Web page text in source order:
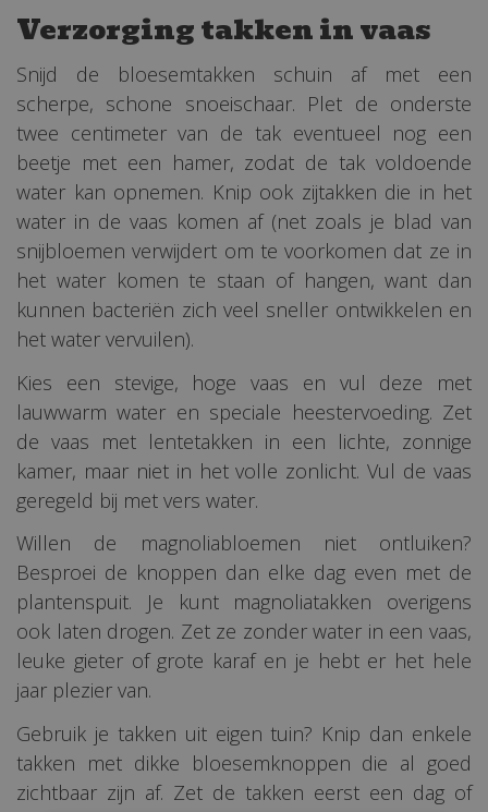
Verzorging takken in vaas
Snijd de bloesemtakken schuin af met een
scherpe, schone snoeischaar. Plet de onderste
twee centimeter van de tak eventueel nog een
beetje met een hamer, zodat de tak voldoende
water kan opnemen. Knip ook zijtakken die in het
water in de vaas komen af (net zoals je blad van
snijbloemen verwijdert om te voorkomen dat ze in
het water komen te staan of hangen, want dan
kunnen bacteriën zich veel sneller ontwikkelen en
het water vervuilen).
Kies een stevige, hoge vaas en vul deze met
lauwwarm water en speciale heestervoeding. Zet
de vaas met lentetakken in een lichte, zonnige
kamer, maar niet in het volle zonlicht. Vul de vaas
geregeld bij met vers water.
Willen de magnoliabloemen niet ontluiken?
Besproei de knoppen dan elke dag even met de
plantenspuit. Je kunt magnoliatakken overigens
ook laten drogen. Zet ze zonder water in een vaas,
leuke gieter of grote karaf en je hebt er het hele
jaar plezier van.
Gebruik je takken uit eigen tuin? Knip dan enkele
takken met dikke bloesemknoppen die al goed
zichtbaar zijn af. Zet de takken eerst een dag of